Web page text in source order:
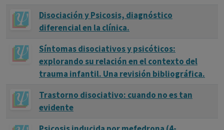
Disociación y Psicosis, diagnóstico
diferencial en la clínica.
Síntomas disociativos y psicóticos:
explorando su relación en el contexto del
trauma infantil. Una revisión bibliográfica.
Trastorno disociativo: cuando no es tan
evidente